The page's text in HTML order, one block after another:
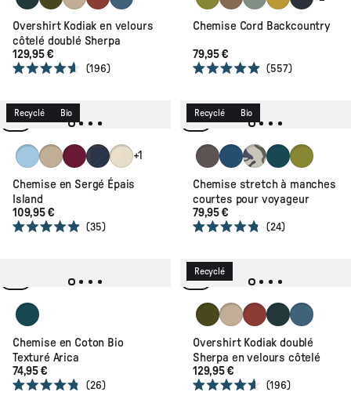
Overshirt Kodiak en velours
côtelé doublé Sherpa
129,95 €
5
étoiles
196
Chemise Cord Backcountry
79,95 €
5
étoiles
557
Recyclé Bio
Faded Denim
StoneWarm Berry
Rich Navy/Espresso Check
Off White Check
+1
Chemise en Sergé Épais
Island
109,95 €
35
Recyclé Bio
CharcoalDark Denim
Abstract Strata
Deep Ocean
Tea Green
Chemise stretch à manches
courtes pour voyageur
79,95 €
5
étoiles
24
Deep Ocean
Chemise en Coton Bio
Texturé Arica
74,95 €
26
Recyclé
KhakiStoneRed Ochre
Dark FernBlue Steel
Overshirt Kodiak doublé
Sherpa en velours côtelé
129,95 €
196